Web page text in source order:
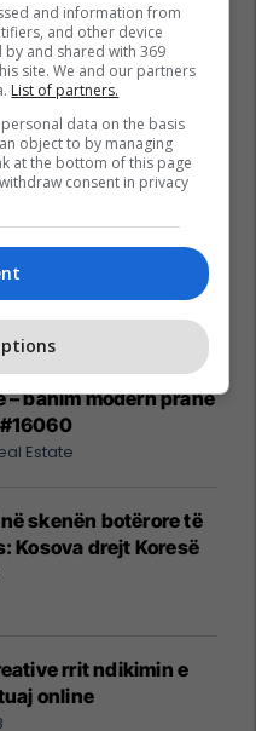
Reklamo këtu
bashkon
e kujdesit në një
në Zvicër
në shitje në
– banim modern pranë
Estate
në skenën botërore të
Kosova drejt Koresë
rrit ndikimin e
online
and information from
and other device
by and shared with 369
site. We and our partners
List of partners.
data on the basis
object to by managing
at the bottom of this page
consent in privacy